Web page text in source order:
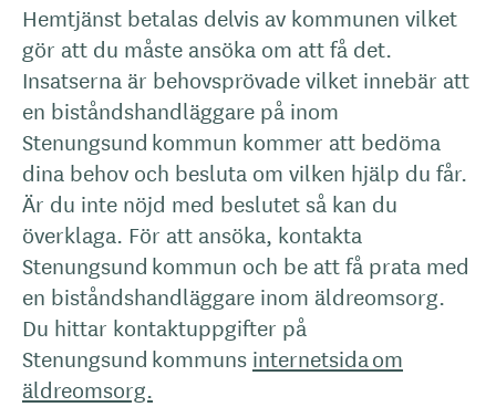
Hemtjänst betalas delvis av kommunen vilket
gör att du måste ansöka om att få det.
Insatserna är behovsprövade vilket innebär att
en biståndshandläggare på inom
Stenungsund kommun kommer att bedöma
dina behov och besluta om vilken hjälp du får.
Är du inte nöjd med beslutet så kan du
överklaga. För att ansöka, kontakta
Stenungsund kommun och be att få prata med
en biståndshandläggare inom äldreomsorg.
Du hittar kontaktuppgifter på
Stenungsund kommuns internetsida om
äldreomsorg.